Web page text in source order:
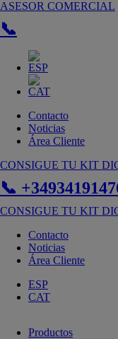
Ir
contenido
ASESOR COMERCIAL
📞
Contacto
Noticias
Área Cliente
CONSIGUE TU KIT
📞
CONSIGUE TU KIT
Contacto
Noticias
Área Cliente
ESP
CAT
Productos